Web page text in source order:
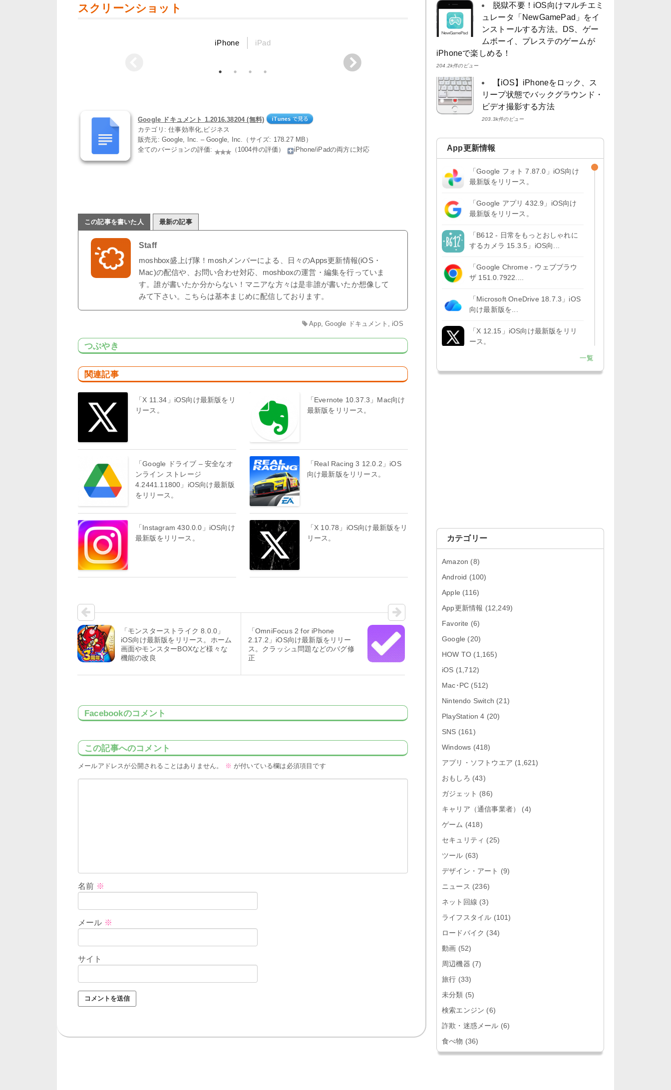
スクリーンショット
iPhone iPad
Google ドキュメント 1.2016.38204 (無料)
カテゴリ: 仕事効率化,ビジネス
販売元: Google, Inc. – Google, Inc.（サイズ: 178.27 MB）
全てのバージョンの評価:
（1004件の評価） iPhone/iPadの両方に対応
この記事を書いた人 最新の記事
Staff
moshbox盛上げ隊！moshメンバーによる、日々のApps更新情報(iOS・
Mac)の配信や、お問い合わせ対応、moshboxの運営・編集を行っていま
す。誰が書いたか分からない！マニアな方々は是非誰が書いたか想像して
みて下さい。こちらは基本まじめに配信しております。
App,Google ドキュメント iOS
つぶやき
関連記事
「X 11.34」iOS向け最新版をリ
リース。
「Evernote 10.37.3」Mac向け
最新版をリリース。
「Google ドライブ – 安全なオ
ンライン ストレージ
4.2441.11800」iOS向け最新版
をリリース。
「Real Racing 3 12.0.2」iOS
向け最新版をリリース。
「Instagram 430.0.0」iOS向け
最新版をリリース。
「X 10.78」iOS向け最新版をリ
リース。
「モンスターストライク 8.0.0」
iOS向け最新版をリリース。ホーム
画面やモンスターBOXなど様々な
機能の改良
「OmniFocus 2 for iPhone
2.17.2」iOS向け最新版をリリー
ス。クラッシュ問題などのバグ修
正
Facebookのコメント
この記事へのコメント
メールアドレスが公開されることはありません。 ※ が付いている欄は必須項目です
名前 ※
メール ※
サイト
脱獄不要！iOS向けマルチエミ
ュレータ「NewGamePad」をイ
ンストールする方法。DS、ゲー
ムボーイ、プレステのゲームが
iPhoneで楽しめる！
204.2k件のビュー
【iOS】iPhoneをロック、ス
リープ状態でバックグラウンド・
ビデオ撮影する方法
203.3k件のビュー
App更新情報
「Google フォト 7.87.0」iOS向け
最新版をリリース。
「Google アプリ 432.9」iOS向け
最新版をリリース。
「B612 - 日常をもっとおしゃれに
するカメラ 15.3.5」iOS向...
「Google Chrome - ウェブブラウ
ザ 151.0.7922....
「Microsoft OneDrive 18.7.3」iOS
向け最新版を...
「X 12.15」iOS向け最新版をリリ
ース。
リリース。Liguid G...
版をリリース。AIプロ...
イバル 26.40」iOS向...
ザ 151.0.7922....
向け最新版...
「Google カレンダー 26.29.4」iOS
向け最新版をリリース。...
「Instagram 441.0.0」iOS向け最新
「Google ドライブ - 安全なオンラ
「Google 翻訳 10.31.311」iOS向
「Microsoft Excel 2.112.3」iOS向
一覧
カテゴリー
Amazon (8)
Android (100)
Apple (116)
App更新情報 (12,249)
Favorite (6)
Google (20)
HOW TO (1,165)
iOS (1,712)
Mac･PC (512)
Nintendo Switch (21)
PlayStation 4 (20)
SNS (161)
Windows (418)
アプリ・ソフトウエア (1,621)
おもしろ (43)
ガジェット (86)
キャリア（通信事業者）
(4)
ゲーム (418)
セキュリティ (25)
ツール (63)
デザイン・アート (9)
ニュース (236)
ネット回線 (3)
ライフスタイル (101)
ロードバイク (34)
動画 (52)
周辺機器 (7)
旅行 (33)
未分類 (5)
検索エンジン (6)
詐欺・迷惑メール (6)
食べ物 (36)